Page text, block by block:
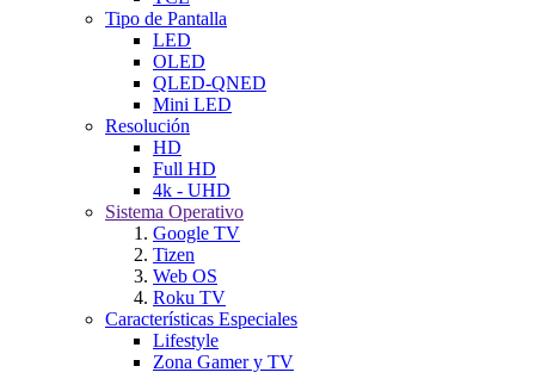
Tipo de Pantalla
LED
OLED
QLED-QNED
Mini LED
Resolución
HD
Full HD
4k - UHD
Sistema Operativo
Google TV
Tizen
Web OS
Roku TV
Características Especiales
Lifestyle
Zona Gamer y TV